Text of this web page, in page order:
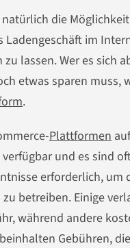
die
Ladengeschäft im
lassen. Wer es sich
etwas sparen muss,
.
Plattformen
und es sind
erforderlich, um
betreiben. Einige
während andere
Gebühren,